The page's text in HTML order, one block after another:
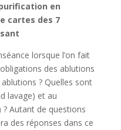
en
cartes des 7
lorsque l’on fait
des ablutions
? Quelles sont
lavage) et au
Autant de questions
des réponses dans ce